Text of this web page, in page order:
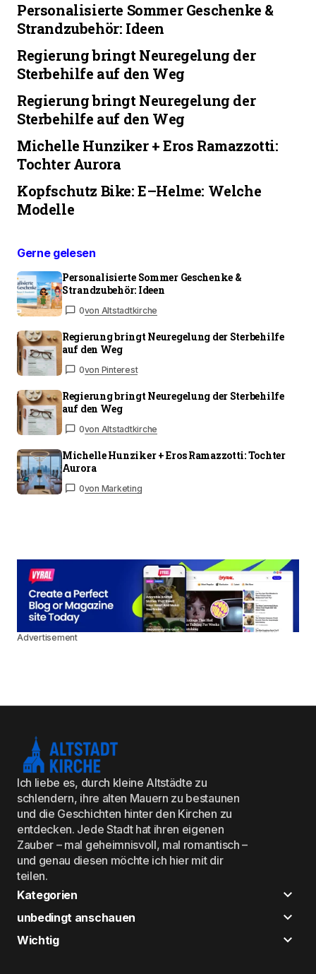
Personalisierte Sommer Geschenke &
Strandzubehör: Ideen
Regierung bringt Neuregelung der
Sterbehilfe auf den Weg
Regierung bringt Neuregelung der
Sterbehilfe auf den Weg
Michelle Hunziker + Eros Ramazzotti:
Tochter Aurora
Kopfschutz Bike: E–Helme: Welche
Modelle
Gerne gelesen
Personalisierte Sommer Geschenke &
Strandzubehör: Ideen
0von Altstadtkirche
Regierung bringt Neuregelung der Sterbehilfe
auf den Weg
0von Pinterest
Regierung bringt Neuregelung der Sterbehilfe
auf den Weg
0von Altstadtkirche
Michelle Hunziker + Eros Ramazzotti: Tochter
Aurora
0von Marketing
Advertisement
Ich liebe es, durch kleine Altstädte zu
schlendern, ihre alten Mauern zu bestaunen
und die Geschichten hinter den Kirchen zu
entdecken. Jede Stadt hat ihren eigenen
Zauber – mal geheimnisvoll, mal romantisch –
und genau diesen möchte ich hier mit dir
teilen.
Kategorien
unbedingt anschauen
Wichtig